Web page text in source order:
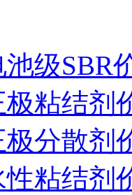
池级SBR
极粘结剂
极分散剂
性粘结剂